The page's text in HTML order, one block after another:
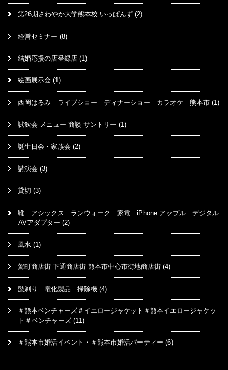
第26期さわやか大学熊本校 いっぱんず (2)
経営セミナー (8)
結婚応援の店登録店 (1)
絵画展示会 (1)
西岡はるみ ライブショー ディナーショー カラオケ 熊本市 (1)
試飲会 メニュー 商談 サントリー (1)
誕生日会・家族会 (2)
講演会 (3)
貸切 (3)
靴 アシックス ランウォーク 家電 iPhone アップル デジタル
AVアダプター (2)
風水 (1)
駕町商店街 下通商店街 熊本市中心市街地商店街 (4)
髭剃り 電化製品 掃除機 (4)
＃熊本ベンチャーズ＃イエロージャケット＃熊本イエロージャケッ
ト＃ベンチャーズ (11)
＃熊本市婚活イベント・＃熊本市婚活パーティー (6)